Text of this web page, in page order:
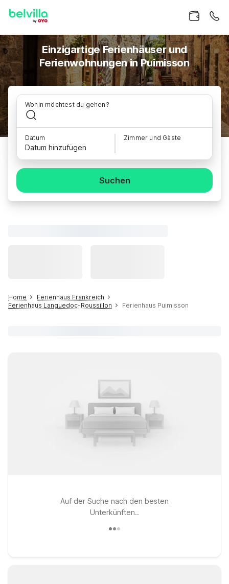
Einzigartige Ferienhäuser und
Ferienwohnungen in Puimisson
Wohin möchtest du gehen?
Datum
Datum hinzufügen
Zimmer und Gäste
Suchen
Home
Ferienhaus Frankreich
Ferienhaus Languedoc-Roussillon
Ferienhaus Puimisson
Auf der Suche nach den besten
Unterkünften..